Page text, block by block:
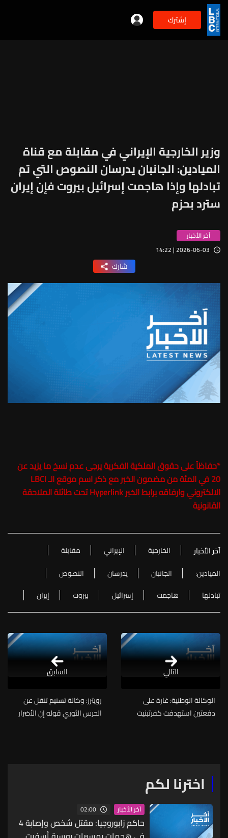
إشترك
وزير الخارجية الإيراني في مقابلة مع قناة
الميادين: الجانبان يدرسان النصوص التي تم
تبادلها وإذا هاجمت إسرائيل بيروت فإن إيران
سترد بحزم
آخر الأخبار
2026-06-03 | 14:22
شارك
*حفاظاً على حقوق الملكية الفكرية يرجى عدم نسخ ما يزيد عن
20 في المئة من مضمون الخبر مع ذكر اسم موقع الـ LBCI
الالكتروني وارفاقه برابط الخبر Hyperlink تحت طائلة الملاحقة
القانونية
آخر الأخبار الخارجية الإيراني
مقابلة
الميادين:
الجانبان يدرسان
النصوص
تبادلها
هاجمت إسرائيل بيروت إيران
التالي
الوكالة الوطنية: غارة على
دفعتين استهدفت كفرتبنيت
رويترز: وكالة تسنيم تنقل عن
الحرس الثوري قوله إن الأضرار
السابق
اخترنا لكم
آخر الأخبار 02:00
حاكم زابوروجيا: مقتل شخص وإصابة 4